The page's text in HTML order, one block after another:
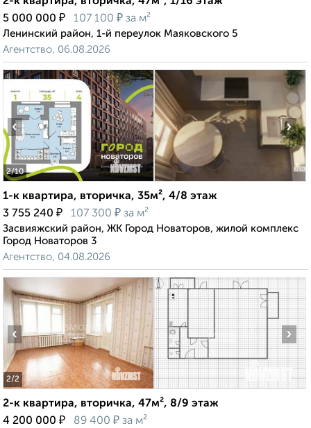
5 000 000 ₽ 107 100 ₽ за м²
Ленинский район, 1-й переулок Маяковского 5
Агентство, 06.08.2026
2/10
‹ ›
1-к квартира, вторичка, 35м², 4/8 этаж
3 755 240 ₽ 107 300 ₽ за м²
Засвияжский район, ЖК Город Новаторов, жилой комплекс
Город Новаторов 3
Агентство, 04.08.2026
2/2
‹ ›
2-к квартира, вторичка, 47м², 8/9 этаж
4 200 000 ₽ 89 400 ₽ за м²